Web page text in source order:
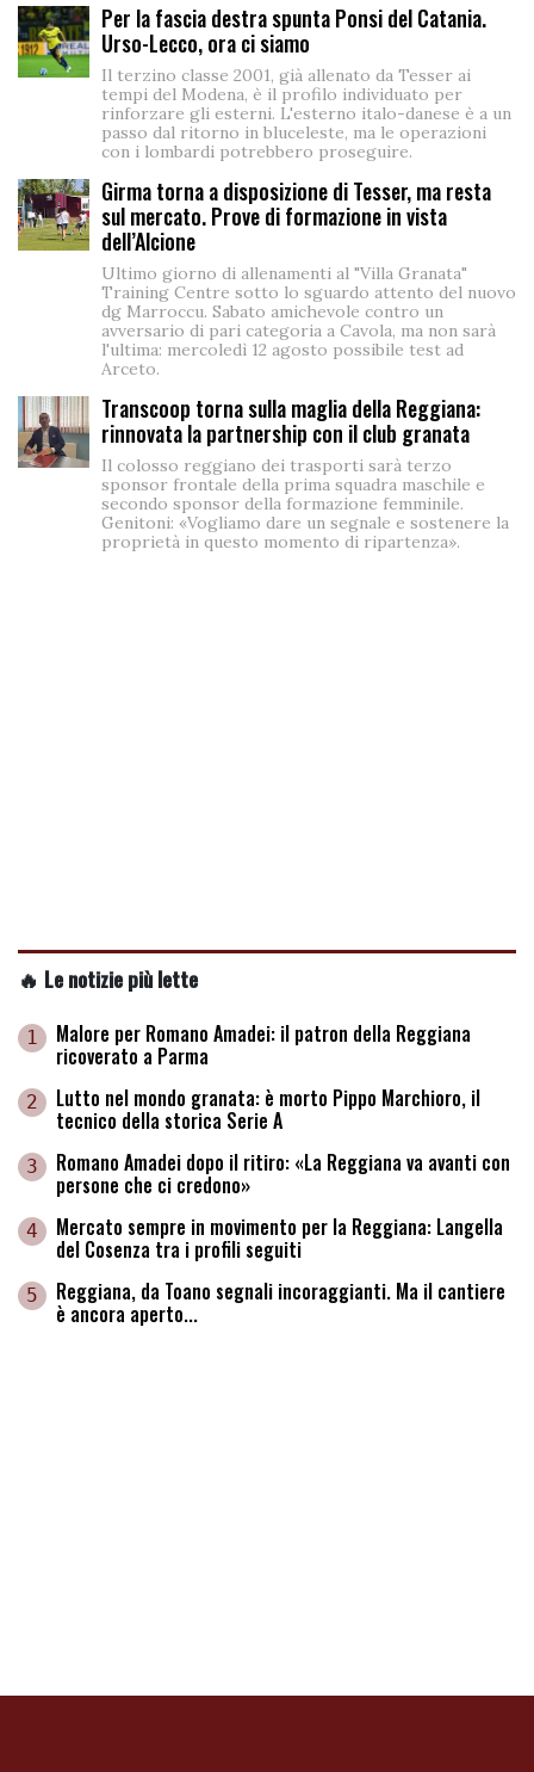
Per la fascia destra spunta Ponsi del Catania.
Urso-Lecco, ora ci siamo
Il terzino classe 2001, già allenato da Tesser ai
tempi del Modena, è il profilo individuato per
rinforzare gli esterni. L'esterno italo-danese è a un
passo dal ritorno in bluceleste, ma le operazioni
con i lombardi potrebbero proseguire.
Girma torna a disposizione di Tesser, ma resta
sul mercato. Prove di formazione in vista
dell’Alcione
Ultimo giorno di allenamenti al "Villa Granata"
Training Centre sotto lo sguardo attento del nuovo
dg Marroccu. Sabato amichevole contro un
avversario di pari categoria a Cavola, ma non sarà
l'ultima: mercoledì 12 agosto possibile test ad
Arceto.
Transcoop torna sulla maglia della Reggiana:
rinnovata la partnership con il club granata
Il colosso reggiano dei trasporti sarà terzo
sponsor frontale della prima squadra maschile e
secondo sponsor della formazione femminile.
Genitoni: «Vogliamo dare un segnale e sostenere la
proprietà in questo momento di ripartenza».
🔥 Le notizie più lette
1 Malore per Romano Amadei: il patron della Reggiana
ricoverato a Parma
2 Lutto nel mondo granata: è morto Pippo Marchioro, il
tecnico della storica Serie A
3 Romano Amadei dopo il ritiro: «La Reggiana va avanti con
persone che ci credono»
4 Mercato sempre in movimento per la Reggiana: Langella
del Cosenza tra i profili seguiti
5 Reggiana, da Toano segnali incoraggianti. Ma il cantiere
è ancora aperto...